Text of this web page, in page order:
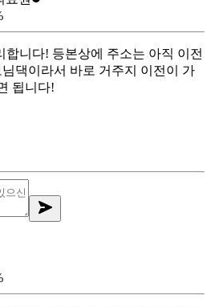
합니다! 등본상에 주소는 아직 이전
댁이라서 바로 거주지 이전이 가
됩니다!